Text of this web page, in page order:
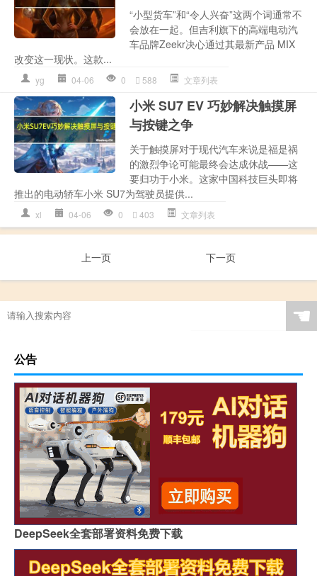
“小型货车”和“令人兴奋”这两个词通常不
会放在一起。但吉利旗下的高端电动汽
车品牌Zeekr决心通过其最新产品 MIX
改变这一现状。这款...
yg 04-06 0 588 文章列表
小米 SU7 EV 巧妙解决触摸屏
与按键之争
关于触摸屏对于现代汽车来说是福是祸
的激烈争论可能最终会达成休战——这
要归功于小米。这家中国科技巨头即将
推出的电动轿车小米 SU7为驾驶员提供...
xl 04-06 0 403 文章列表
上一页 下一页
☚
公告
DeepSeek全套部署资料免费下载